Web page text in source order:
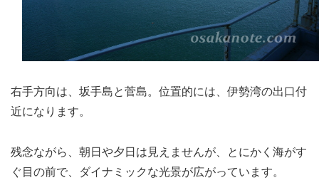
右手方向は、坂手島と菅島。位置的には、伊勢湾の出口付
近になります。
残念ながら、朝日や夕日は見えませんが、とにかく海がす
ぐ目の前で、ダイナミックな光景が広がっています。